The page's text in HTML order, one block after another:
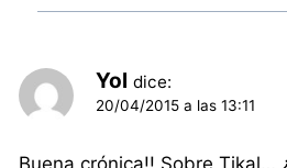
Yol dice:
20/04/2015 a las 13:11